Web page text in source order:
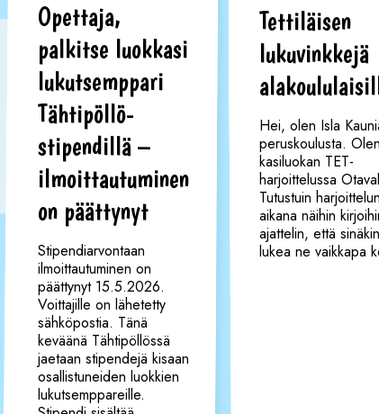
Opettaja,
palkitse luokkasi
lukutsemppari
Tähtipöllö-
stipendillä –
ilmoittautuminen
on päättynyt
Stipendiarvontaan
ilmoittautuminen on
päättynyt 15.5.2026.
Voittajille on lähetetty
sähköpostia. Tänä
keväänä Tähtipöllössä
jaetaan stipendejä kisaan
osallistuneiden luokkien
lukutsemppareille.
Tettiläisen
lukuvinkkejä
Hei, olen Isla
peruskoulusta.
kasiluokan TET-
harjoittelussa
Tutustuin harjoittelun
aikana näihin
ajattelin, että
lukea ne vaikkapa